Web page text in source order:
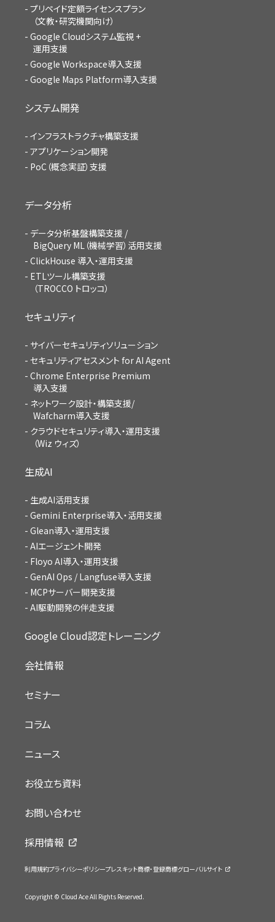
プリペイド定額ライセンスプラン
（文教・研究機関向け）
Google Cloudシステム監視 +
運用支援
Google Workspace導入支援
Google Maps Platform導入支援
システム開発
インフラストラクチャ構築支援
アプリケーション開発
PoC（概念実証）支援
データ分析
データ分析基盤構築支援 /
BigQuery ML（機械学習）活用支援
ClickHouse 導入・運用支援
ETLツール構築支援
（TROCCO トロッコ）
セキュリティ
サイバーセキュリティソリューション
セキュリティアセスメント for AI Agent
Chrome Enterprise Premium
導入支援
ネットワーク設計・構築支援/
Wafcharm導入支援
クラウドセキュリティ導入・運用支援
（Wiz ウィズ）
生成AI
生成AI活用支援
Gemini Enterprise導入・活用支援
Glean導入・運用支援
AIエージェント開発
Floyo AI導入・運用支援
GenAI Ops / Langfuse導入支援
MCPサーバー開発支援
AI駆動開発の伴走支援
Google Cloud認定トレーニング
会社情報
セミナー
コラム
ニュース
お役立ち資料
お問い合わせ
採用情報
利用規約プライバシーポリシープレスキット商標・登録商標グローバルサイト
Copyright © Cloud Ace All Rights Reserved.